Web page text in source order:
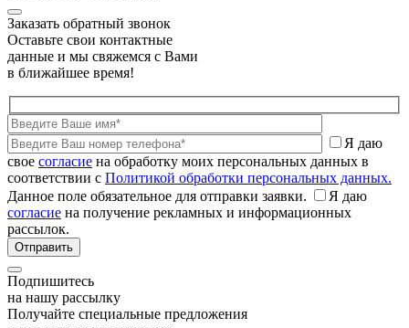
Заказать обратный звонок
Оставьте свои контактные
данные и мы свяжемся с Вами
в ближайшее время!
Я даю
свое согласие на обработку моих персональных данных в
соответствии с Политикой обработки персональных данных.
Данное поле обязательное для отправки заявки.
Я даю
согласие на получение рекламных и информационных
рассылок.
Подпишитесь
на нашу рассылку
Получайте специальные предложения